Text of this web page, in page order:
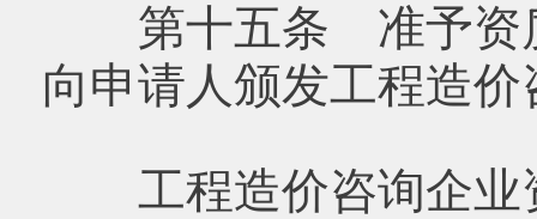
第十五条 准予资质
向申请人颁发工程造
工程造价咨询企业